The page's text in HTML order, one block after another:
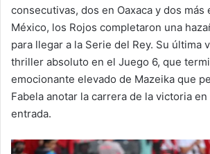
consecutivas, dos en Oaxaca y dos más
México, los Rojos completaron una
para llegar a la Serie del Rey. Su última
thriller absoluto en el Juego 6, que
emocionante elevado de Mazeika que
Fabela anotar la carrera de la victoria
entrada.